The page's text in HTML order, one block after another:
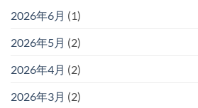
2026年6月 (1)
2026年5月 (2)
2026年4月 (2)
2026年3月 (2)